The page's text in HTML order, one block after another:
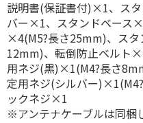
説明書(保証書付)×1、ス
バー×1、スタンドベース
×4(M5?長さ25mm)、ス
12mm)、転倒防止ベルト
用ネジ(黒)×1(M4?長さ
定用ネジ(シルバー
ックネジ×1
※アンテナケーブルは同梱